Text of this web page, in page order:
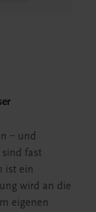
– und
fast
ist ein
wird an die
eigenen